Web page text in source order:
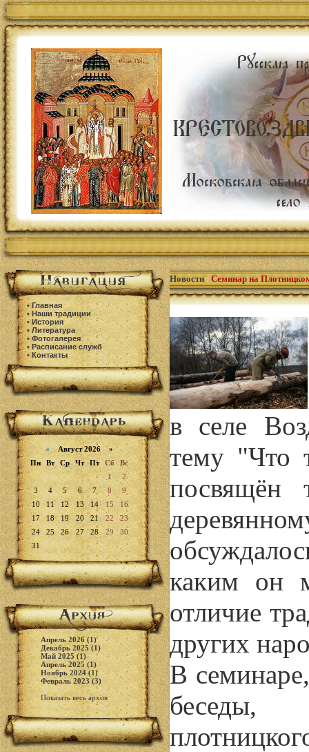
•Главная
•Наши традиции
•История
•Литература
•Фотогалерея
•Расписание служб
•Контакты
«Август 2026 »
Пн
Вт Ср Чт Пт Сб
Вс
1
2
3
4 5 6 7 8
9
10
11 12 13 14 15
16
17
18 19 20 21 22
23
24
25 26 27 28 29
30
31
Апрель 2026 (1)
Декабрь 2025 (1)
Май 2025 (1)
Апрель 2025 (1)
Ноябрь 2024 (1)
Февраль 2023 (3)
Показать весь архив
Новости : Семинар на
в селе
тему "Что
посвящён
каким он
отличие
других
В
беседы,